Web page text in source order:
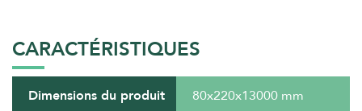
CARACTÉRISTIQUES
Dimensions du produit 80x220x13000 mm